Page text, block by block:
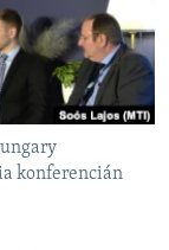
konferencián